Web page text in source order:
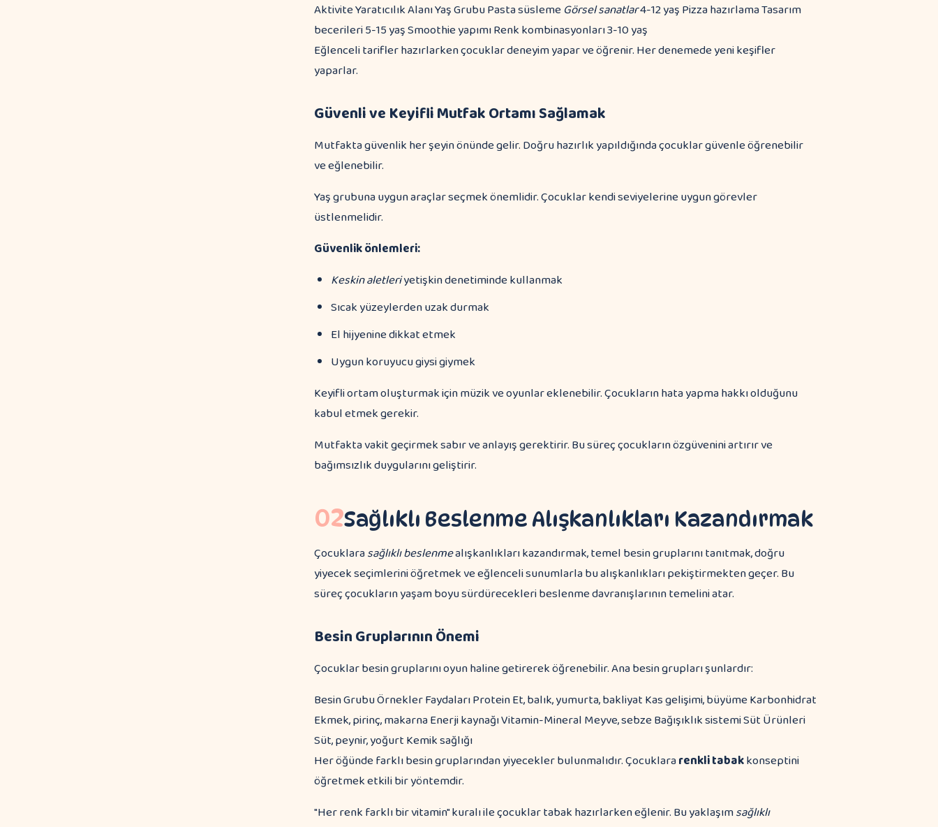
Aktivite Yaratıcılık Alanı Yaş Grubu Pasta süslemeGörsel sanatlar4-12 yaş Pizza hazırlama Tasarım
becerileri 5-15 yaş Smoothie yapımı Renk kombinasyonları 3-10 yaş
Eğlenceli tarifler hazırlarken çocuklar deneyim yapar ve öğrenir. Her denemede yeni keşifler
yaparlar.
Güvenli ve Keyifli Mutfak Ortamı Sağlamak
Mutfakta güvenlik her şeyin önünde gelir. Doğru hazırlık yapıldığında çocuklar güvenle öğrenebilir
ve eğlenebilir.
Yaş grubuna uygun araçlar seçmek önemlidir. Çocuklar kendi seviyelerine uygun görevler
üstlenmelidir.
Güvenlik önlemleri:
Keskin aletleriyetişkin denetiminde kullanmak
Sıcak yüzeylerden uzak durmak
El hijyenine dikkat etmek
Uygun koruyucu giysi giymek
Keyifli ortam oluşturmak için müzik ve oyunlar eklenebilir. Çocukların hata yapma hakkı olduğunu
kabul etmek gerekir.
Mutfakta vakit geçirmek sabır ve anlayış gerektirir. Bu süreç çocukların özgüvenini artırır ve
bağımsızlık duygularını geliştirir.
02Sağlıklı Beslenme Alışkanlıkları Kazandırmak
Çocuklarasağlıklı beslenmealışkanlıkları kazandırmak, temel besin gruplarını tanıtmak, doğru
yiyecek seçimlerini öğretmek ve eğlenceli sunumlarla bu alışkanlıkları pekiştirmekten geçer. Bu
süreç çocukların yaşam boyu sürdürecekleri beslenme davranışlarının temelini atar.
Besin Gruplarının Önemi
Çocuklar besin gruplarını oyun haline getirerek öğrenebilir. Ana besin grupları şunlardır:
Besin Grubu Örnekler Faydaları Protein Et, balık, yumurta, bakliyat Kas gelişimi, büyüme Karbonhidrat
Ekmek, pirinç, makarna Enerji kaynağı Vitamin-Mineral Meyve, sebze Bağışıklık sistemi Süt Ürünleri
Süt, peynir, yoğurt Kemik sağlığı
Her öğünde farklı besin gruplarından yiyecekler bulunmalıdır. Çocuklararenkli tabakkonseptini
öğretmek etkili bir yöntemdir.
"Her renk farklı bir vitamin" kuralı ile çocuklar tabak hazırlarken eğlenir. Bu yaklaşımsağlıklı